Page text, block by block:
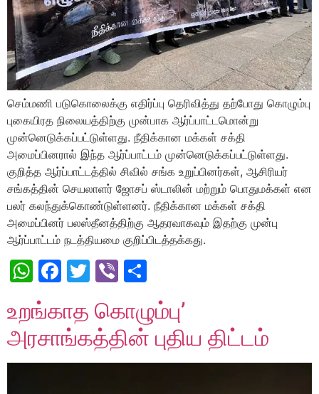
செம்மணி படுகொலைக்கு எதிர்ப்பு தெரிவித்து தற்போது கொழும்பு
புகையிரத நிலையத்திற்கு முன்பாக ஆர்ப்பாட்டமொன்று
முன்னெடுக்கப்பட்டுள்ளது. நீதிக்கான மக்கள் சக்தி
அமைப்பினரால் இந்த ஆர்ப்பாட்டம் முன்னெடுக்கப்பட்டுள்ளது.
குறித்த ஆர்ப்பாட்டத்தில் சிவில் சங்க உறுப்பினர்கள், ஆசிரியர்
சங்கத்தின் செயலாளர் ஜோசப் ஸ்டாலின் மற்றும் பொதுமக்கள் என
பலர் கலந்துக்கொண்டுள்ளனர். நீதிக்கான மக்கள் சக்தி
அமைப்பினர் பலஸ்தீனத்திற்கு ஆதரவாகவும் இதற்கு முன்பு
ஆர்ப்பாட்டம் நடத்தியமை குறிப்பிடத்தக்கது.
WhatsApp
Facebook
Twitter
Viber
உறங்காத கொழும்பு’
அரசாங்கத்தின் புதிய திட்டம்